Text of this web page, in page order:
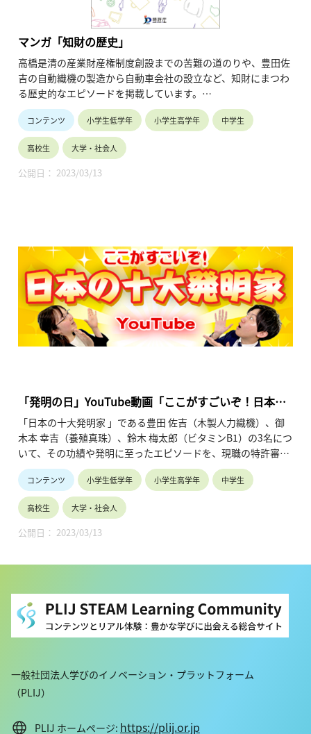
マンガ「知財の歴史」
高橋是清の産業財産権制度創設までの苦難の道のりや、豊田佐
吉の自動織機の製造から自動車会社の設立など、知財にまつわ
る歴史的なエピソードを掲載しています。
出典：特許庁ウェブサイト
（https://www.jpo.go.jp/news/koho/document/manga_chiz
ai/all_201711.pdf）
コンテンツ 小学生低学年 小学生高学年 中学生
高校生 大学・社会人
公開日： 2023/03/13
「発明の日」YouTube動画「ここがすごいぞ！日本の
十大発明家」
「日本の十大発明家 」である豊田 佐吉（木製人力織機）、御
木本 幸吉（養殖真珠）、鈴木 梅太郎（ビタミンB1）の3名につ
いて、その功績や発明に至ったエピソードを、現職の特許審査
官より紹介する内容となっています。
出典：特許庁ウェブサイト
（https://www.jpo.go.jp/introduction/rekishi/hatsumei.htm
l）
コンテンツ 小学生低学年 小学生高学年 中学生
高校生 大学・社会人
公開日： 2023/03/13
一般社団法人学びのイノベーション・プラットフォーム
（PLIJ）
PLIJ ホームページ: https://plij.or.jp